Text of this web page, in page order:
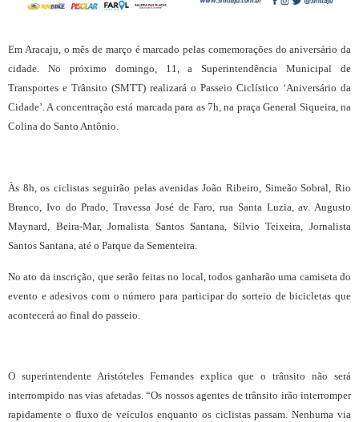
Em Aracaju, o mês de março é marcado pelas comemorações do aniversário da
cidade. No próximo domingo, 11, a Superintendência Municipal de
Transportes e Trânsito (SMTT) realizará o Passeio Ciclístico ‘Aniversário da
Cidade’. A concentração está marcada para as 7h, na praça General Siqueira, na
Colina do Santo Antônio.
Às 8h, os ciclistas seguirão pelas avenidas João Ribeiro, Simeão Sobral, Rio
Branco, Ivo do Prado, Travessa José de Faro, rua Santa Luzia, av. Augusto
Maynard, Beira-Mar, Jornalista Santos Santana, Sílvio Teixeira, Jornalista
Santos Santana, até o Parque da Sementeira.
No ato da inscrição, que serão feitas no local, todos ganharão uma camiseta do
evento e adesivos com o número para participar do sorteio de bicicletas que
acontecerá ao final do passeio.
O superintendente Aristóteles Fernandes explica que o trânsito não será
interrompido nas vias afetadas. “Os nossos agentes de trânsito irão interromper
rapidamente o fluxo de veículos enquanto os ciclistas passam. Nenhuma via